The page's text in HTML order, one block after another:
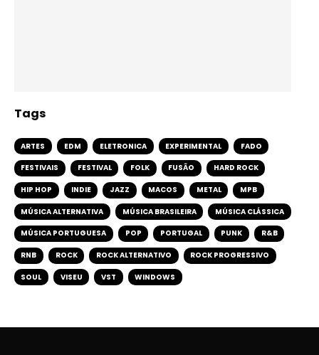
Tags
ARTES EDM ELETRONICA EXPERIMENTAL FADO
FESTIVAIS FESTIVAL FOLK FUSÃO HARD ROCK
HIP HOP INDIE JAZZ MACOS METAL MPB
MÚSICA ALTERNATIVA MÚSICA BRASILEIRA MÚSICA CLÁSSICA
MÚSICA PORTUGUESA POP PORTUGAL PUNK R&B
RNB ROCK ROCK ALTERNATIVO ROCK PROGRESSIVO
SOUL VISEU VST WINDOWS